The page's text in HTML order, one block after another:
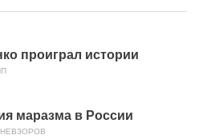
проиграл истории
маразма в России